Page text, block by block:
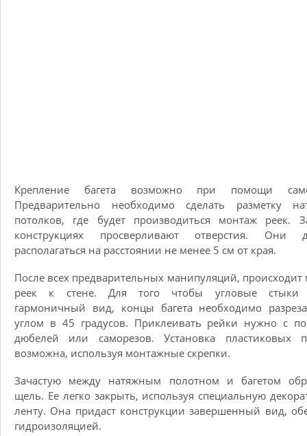
Крепление багета возможно при помощи
Предварительно необходимо сделать разметку
потолков, где будет производиться монтаж реек.
конструкциях просверливают отверстия. Они
располагаться на расстоянии не менее 5 см от края.
После всех предварительных манипуляций, происходит
реек к стене. Для того чтобы угловые стыки
гармоничный вид, концы багета необходимо
углом в 45 градусов. Приклеивать рейки нужно с
дюбелей или саморезов. Установка пластиковых
возможна, используя монтажные скрепки.
Зачастую между натяжным полотном и багетом
щель. Ее легко закрыть, используя специальную
ленту. Она придаст конструкции завершенный вид,
гидроизоляцией.